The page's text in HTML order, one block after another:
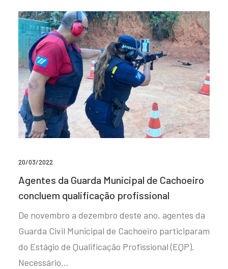
20/03/2022
Agentes da Guarda Municipal de Cachoeiro
concluem qualificação profissional
De novembro a dezembro deste ano, agentes da
Guarda Civil Municipal de Cachoeiro participaram
do Estágio de Qualificação Profissional (EQP).
Necessário…